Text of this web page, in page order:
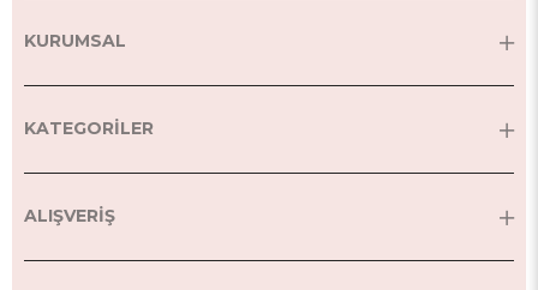
KURUMSAL
KATEGORİLER
ALIŞVERİŞ